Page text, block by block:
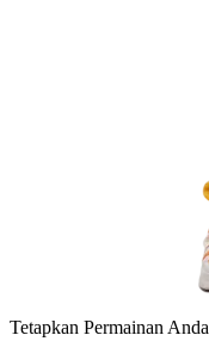
Tetapkan Permainan Anda